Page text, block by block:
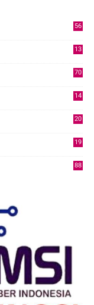
56
13
70
14
20
19
88